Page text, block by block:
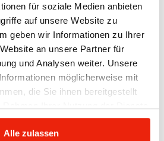
für soziale Medien anbieten
auf unsere Website zu
geben wir Informationen zu Ihrer
an unsere Partner für
und Analysen weiter. Unsere
möglicherweise mit
die Sie ihnen bereitgestellt
Alle zulassen
supplémentaire nécessaire
prêt à brancher avec les unités
cm
housing approx. 6.5 + 1.8